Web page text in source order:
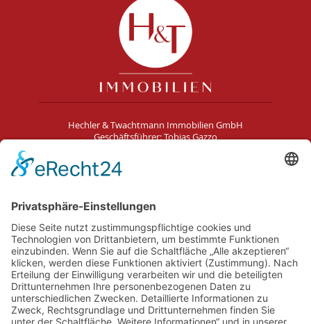
Hechler & Twachtmann Immobilien GmbH
Geschäftsführer: Tobias Gazzo
Kontakt
Impressum
AGB
Datenschutz
Cookie-Erklärung